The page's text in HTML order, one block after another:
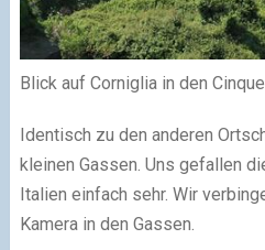
Blick auf Corniglia in den
Identisch zu den anderen
kleinen Gassen. Uns gefallen
Italien einfach sehr. Wir
Kamera in den Gassen.